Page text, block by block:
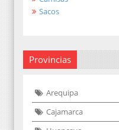
Sacos
Provincias
Arequipa
Cajamarca